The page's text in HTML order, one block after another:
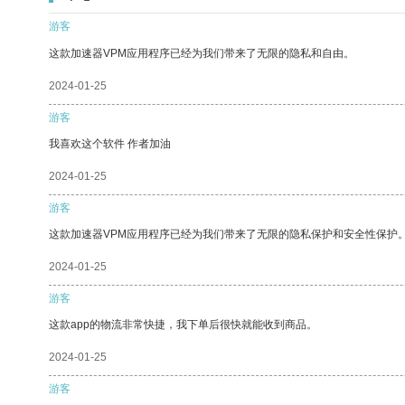
游客
这款加速器VPM应用程序已经为我们带来了无限的隐私和自由。
2024-01-25
游客
我喜欢这个软件 作者加油
2024-01-25
游客
这款加速器VPM应用程序已经为我们带来了无限的隐私保护和安全性保护
2024-01-25
游客
这款app的物流非常快捷，我下单后很快就能收到商品。
2024-01-25
游客